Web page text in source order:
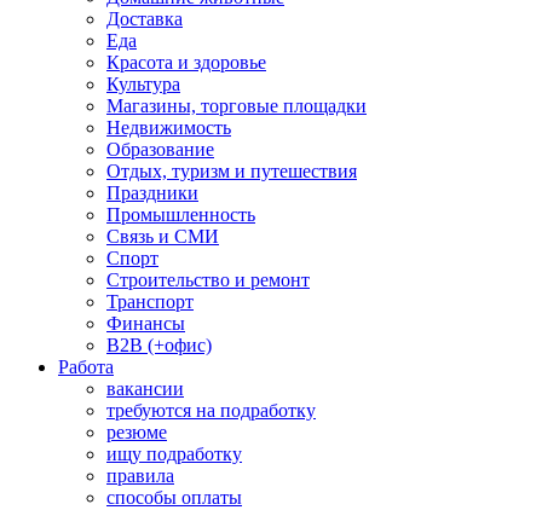
Доставка
Еда
Красота и здоровье
Культура
Магазины, торговые площадки
Недвижимость
Образование
Отдых, туризм и путешествия
Праздники
Промышленность
Связь и СМИ
Спорт
Строительство и ремонт
Транспорт
Финансы
B2B (+офис)
Работа
вакансии
требуются на подработку
резюме
ищу подработку
правила
способы оплаты